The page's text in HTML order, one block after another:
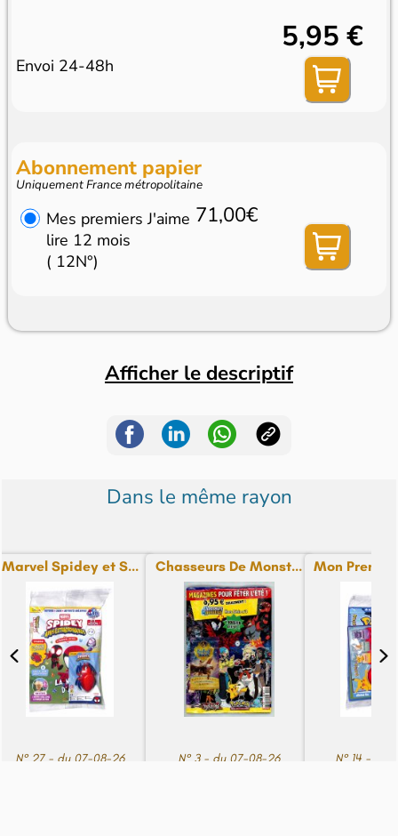
Envoi 24-48h
5,95 €
Abonnement papier
Uniquement France métropolitaine
Mes premiers J'aime
lire 12 mois
( 12N°)
71,00€
Afficher le descriptif
Dans le même rayon
Marvel Spidey et S...
N° 27 - du 07-08-26
Chasseurs De Monst...
N° 3 - du 07-08-26
Mon
N° 14 - du